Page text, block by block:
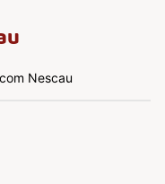
Nescau